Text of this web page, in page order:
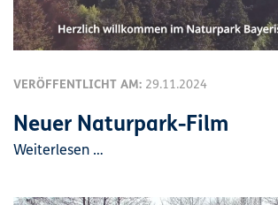
VERÖFFENTLICHT AM: 29.11.2024
Neuer Naturpark-Film
Weiterlesen …